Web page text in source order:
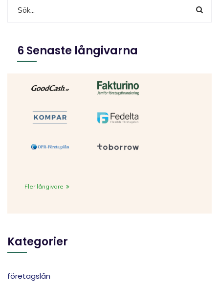
6 Senaste långivarna
Fler långivare
Kategorier
företagslån